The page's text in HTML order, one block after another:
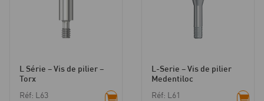
L Série – Vis de pilier –
Torx
Réf: L63
L-Serie – Vis de pilier
Medentiloc
Réf: L61